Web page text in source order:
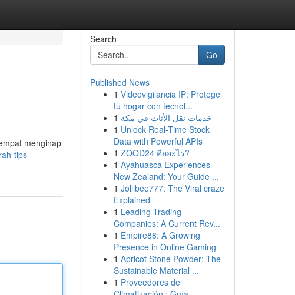
menginap
tips-
Search
Go
Published News
1 Videovigilancia IP: Protege
tu hogar con tecnol...
1 خدمات نقل الأثاث في مكة
1 Unlock Real-Time Stock
Data with Powerful APIs
1 ZOOD24 คืออะไร?
1 Ayahuasca Experiences
New Zealand: Your Guide ...
1 Jollibee777: The Viral craze
Explained
1 Leading Trading
Companies: A Current Rev...
1 Empire88: A Growing
Presence in Online Gaming
1 Apricot Stone Powder: The
Sustainable Material ...
1 Proveedores de